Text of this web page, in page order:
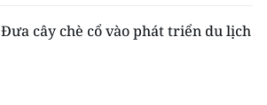
Đưa cây chè cổ vào phát triển du lịch